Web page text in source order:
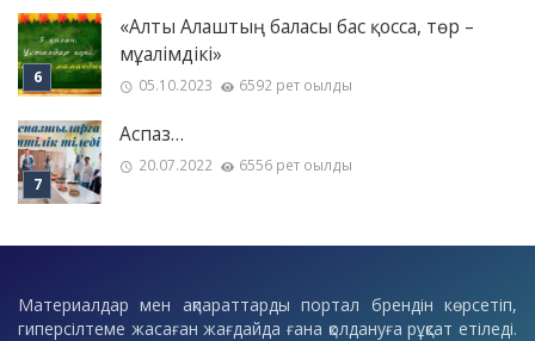
«Алты Алаштың баласы бас қосса, төр –
мұғалімдікі»
05.10.2023 6592 рет оқылды
Аспаз…
20.07.2022 6556 рет оқылды
Материалдар мен ақпараттарды портал брендін көрсетіп,
гиперсілтеме жасаған жағдайда ғана қолдануға рұқсат етіледі.